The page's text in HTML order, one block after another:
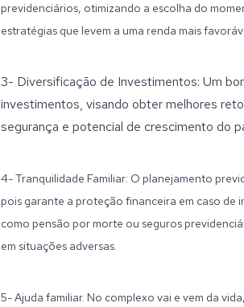
previdenciários, otimizando a escolha do
estratégias que levem a uma renda mais
3- Diversificação de Investimentos: Um
investimentos, visando obter melhores
segurança e potencial de crescimento do
4- Tranquilidade Familiar: O planejamento
pois garante a proteção financeira em caso
como pensão por morte ou seguros
em situações adversas.
5- Ajuda familiar. No complexo vai e vem da